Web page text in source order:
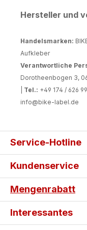
Hersteller und
Handelsmarken:
Aufkleber
Verantwortliche
Dorotheenbogen 3,
Tel.: +49 174 / 626
info@bike-label.de
Service-Hotline
Kundenservice
Mengenrabatt
Interessantes